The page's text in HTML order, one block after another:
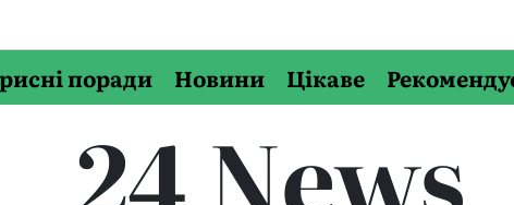
поради Новини Цікаве
24 News